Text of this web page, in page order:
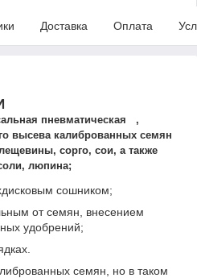
Доставка Оплата
пневматическая
,
высева калиброванных семян
сорго, сои, а также
люпина;
сошником;
от семян, внесением
удобрений;
семян, но в таком